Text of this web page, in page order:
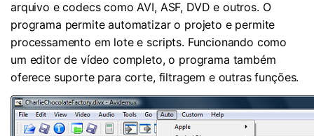
arquivo e codecs como AVI, ASF, DVD e outros. O
programa permite automatizar o projeto e permite
processamento em lote e scripts. Funcionando como
um editor de vídeo completo, o programa também
oferece suporte para corte, filtragem e outras funções.